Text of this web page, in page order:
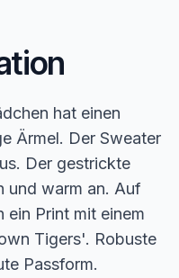
hat einen
Ärmel. Der Sweater
Der gestrickte
und warm an. Auf
ein Print mit einem
Tigers'. Robuste
Passform.